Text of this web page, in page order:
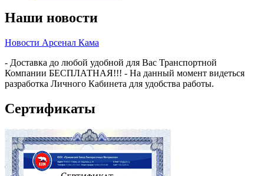
Наши новости
Новости Арсенал Кама
- Доставка до любой удобной для Вас Транспортной
Компании БЕСПЛАТНАЯ!!! - На данный момент видеться
разработка Личного Кабинета для удобства работы.
Сертификаты